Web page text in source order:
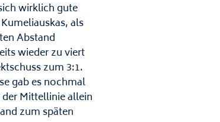
wirklich gute
als
Abstand
wieder zu viert
zum 3:1.
gab es nochmal
der Mittellinie allein
zum späten